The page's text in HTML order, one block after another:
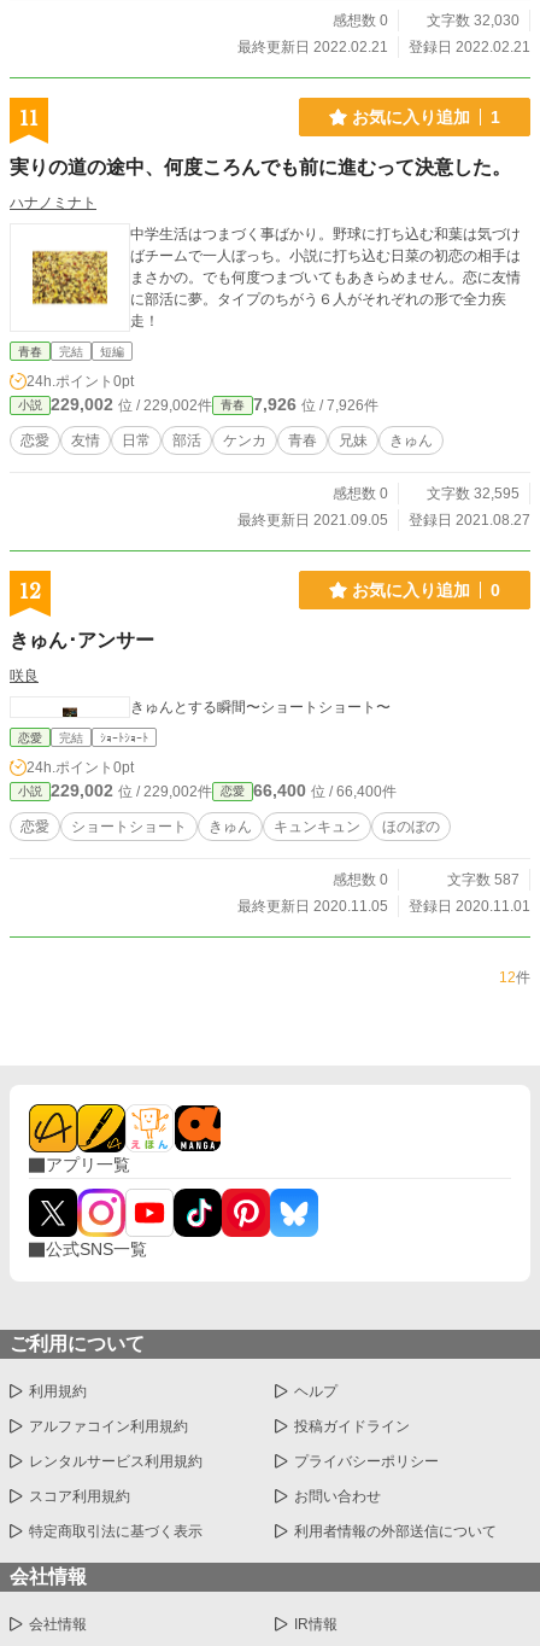
感想数 0
文字数 32,030
最終更新日 2022.02.21
登録日 2022.02.21
11 お気に入り追加 1
実りの道の途中、何度ころんでも前に進むって決意した。
ハナノミナト
中学生活はつまづく事ばかり。野球に打ち込む和葉は気づけ
ばチームで一人ぼっち。小説に打ち込む日菜の初恋の相手は
まさかの。でも何度つまづいてもあきらめません。恋に友情
に部活に夢。タイプのちがう６人がそれぞれの形で全力疾
走！
青春 完結 短編
24h.ポイント 0pt
小説 229,002 位 / 229,002件 青春 7,926 位 / 7,926件
恋愛 友情 日常 部活 ケンカ 青春 兄妹 きゅん
感想数 0
文字数 32,595
最終更新日 2021.09.05
登録日 2021.08.27
12 お気に入り追加 0
きゅん･アンサー
咲良
きゅんとする瞬間〜ショートショート〜
恋愛 完結 ｼｮｰﾄｼｮｰﾄ
24h.ポイント 0pt
小説 229,002 位 / 229,002件 恋愛 66,400 位 / 66,400件
恋愛 ショートショート きゅん キュンキュン ほのぼの
感想数 0
文字数 587
最終更新日 2020.11.05
登録日 2020.11.01
12件
アプリ一覧
公式SNS一覧
ご利用について
利用規約 ヘルプ
アルファコイン利用規約 投稿ガイドライン
レンタルサービス利用規約 プライバシーポリシー
スコア利用規約 お問い合わせ
特定商取引法に基づく表示 利用者情報の外部送信について
会社情報
会社情報 IR情報